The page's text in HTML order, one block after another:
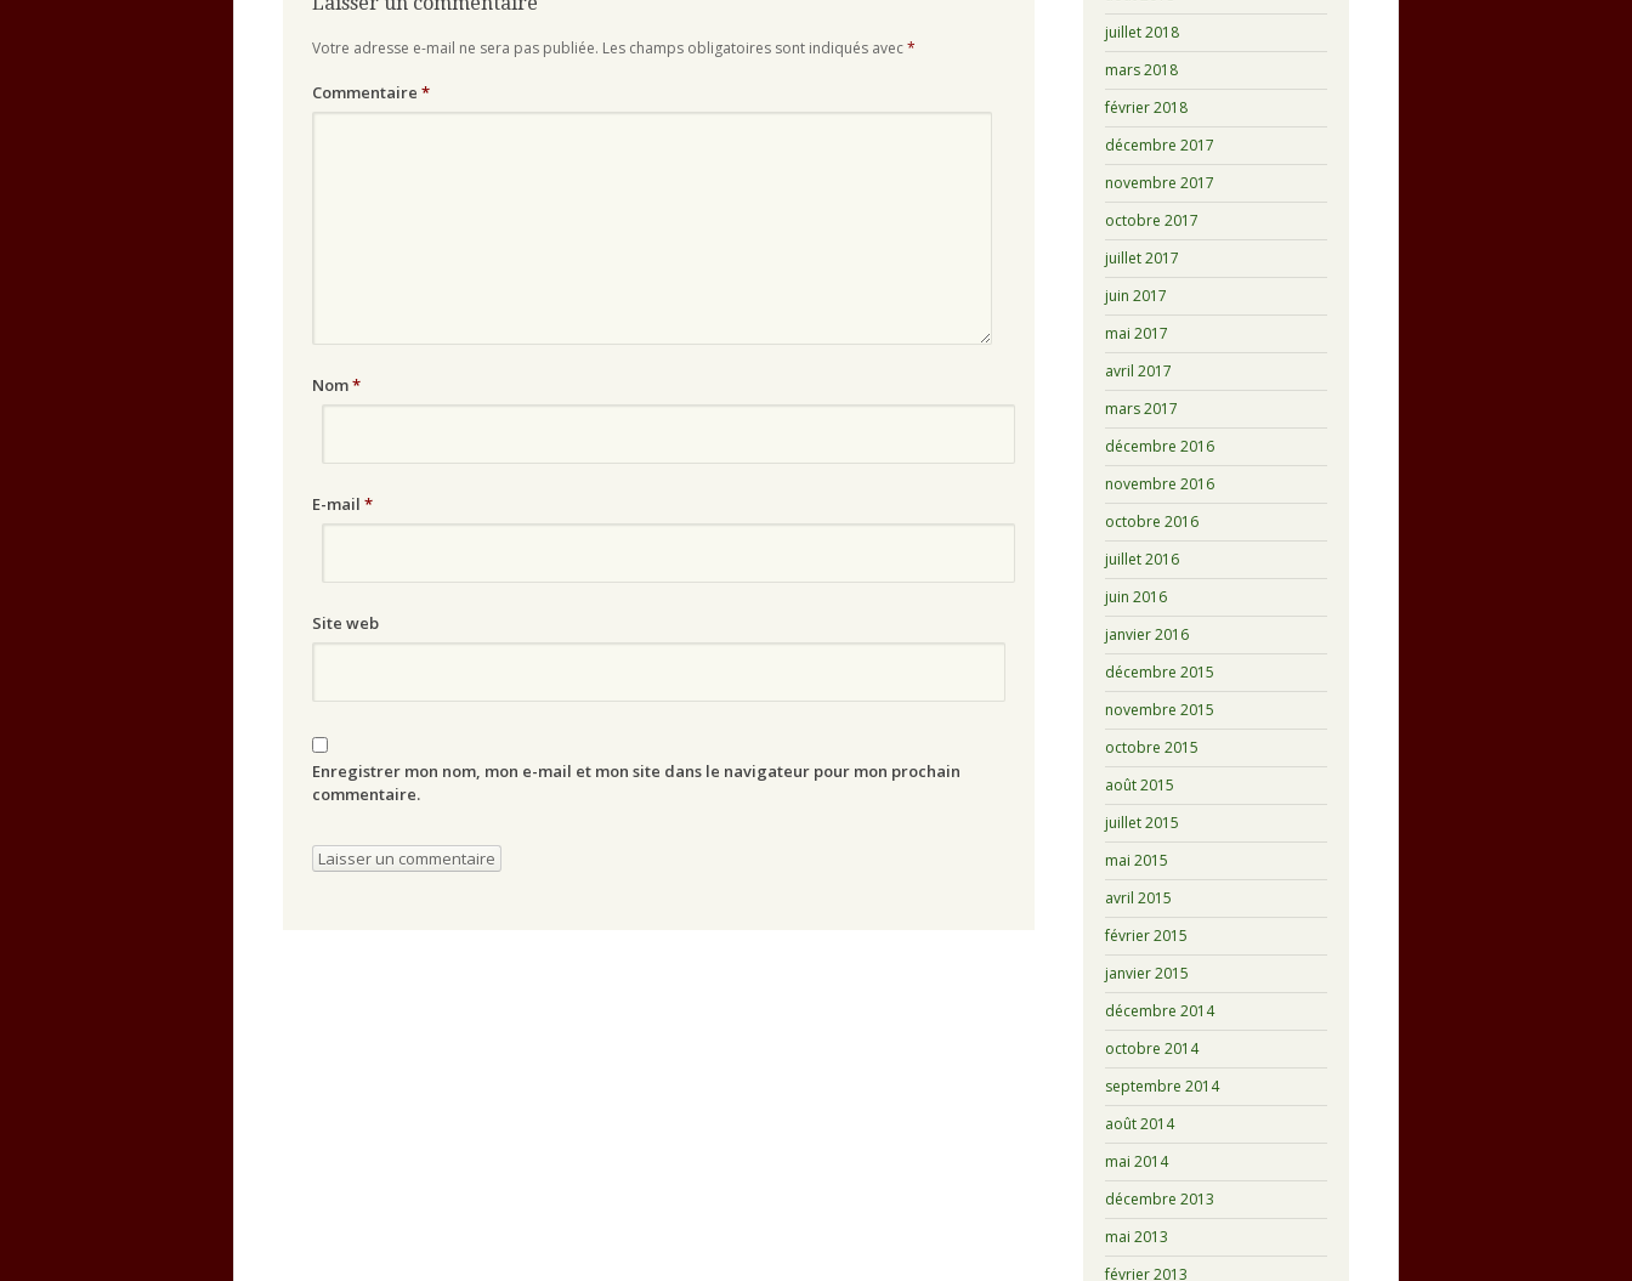
Votre adresse e-mail ne sera pas publiée. Les champs obligatoires sont indiqués avec*
Commentaire *
Nom*
E-mail *
Site web
Enregistrer mon nom, mon e-mail et mon site dans le navigateur pour mon prochain
commentaire.
juillet 2018
mars 2018
février 2018
décembre 2017
novembre 2017
octobre 2017
juillet 2017
juin 2017
mai 2017
avril 2017
mars 2017
décembre 2016
novembre 2016
octobre 2016
juillet 2016
juin 2016
janvier 2016
décembre 2015
novembre 2015
octobre 2015
août 2015
juillet 2015
mai 2015
avril 2015
février 2015
janvier 2015
décembre 2014
octobre 2014
septembre 2014
août 2014
mai 2014
décembre 2013
mai 2013
février 2013